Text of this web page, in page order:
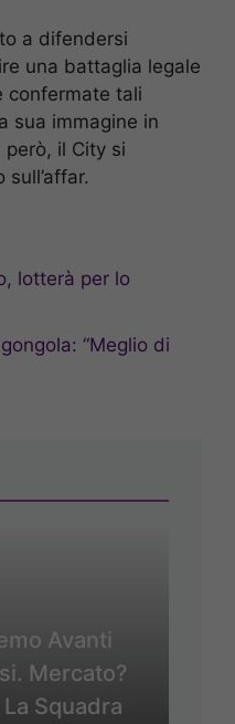
a difendersi
una battaglia legale
confermate tali
sua immagine in
il City si
lotterà per lo
“Meglio di
Avanti
Mercato?
Squadra